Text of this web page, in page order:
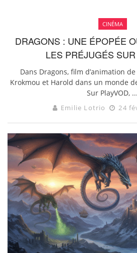
CINÉMA
DRAGONS : UNE ÉPOPÉE
LES PRÉJUGÉS
Dans Dragons, film d’animation
Krokmou et Harold dans un monde
Sur PlayVOD, ...
Emilie Lotrio 24